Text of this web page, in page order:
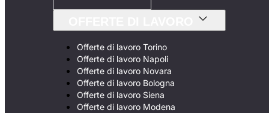
Offerte di lavoro Torino
Offerte di lavoro Napoli
Offerte di lavoro Novara
Offerte di lavoro Bologna
Offerte di lavoro Siena
Offerte di lavoro Modena